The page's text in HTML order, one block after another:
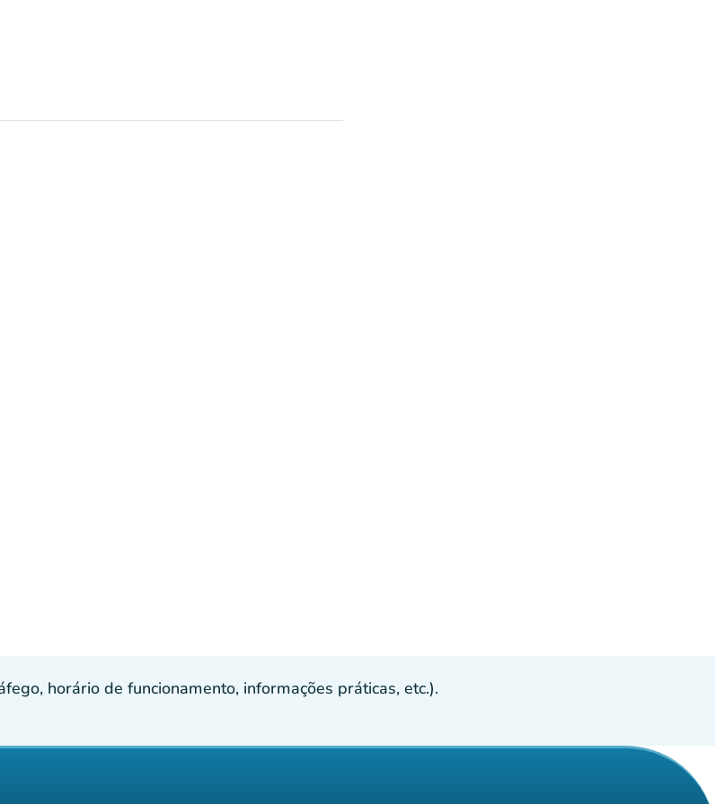
horário de funcionamento, informações práticas, etc.).